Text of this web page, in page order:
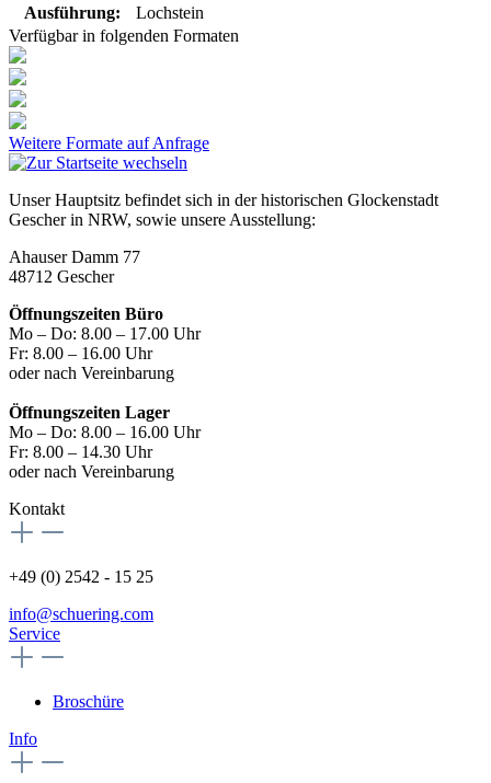
Ausführung:
Lochstein
Verfügbar in folgenden Formaten
Weitere Formate auf Anfrage
Unser Hauptsitz befindet sich in der historischen Glockenstadt
Gescher in NRW, sowie unsere Ausstellung:
Ahauser Damm 77
48712 Gescher
Öffnungszeiten Büro
Mo – Do: 8.00 – 17.00 Uhr
Fr: 8.00 – 16.00 Uhr
oder nach Vereinbarung
Öffnungszeiten Lager
Mo – Do: 8.00 – 16.00 Uhr
Fr: 8.00 – 14.30 Uhr
oder nach Vereinbarung
Kontakt
+49 (0) 2542 - 15 25
info@schuering.com
Service
Broschüre
Info